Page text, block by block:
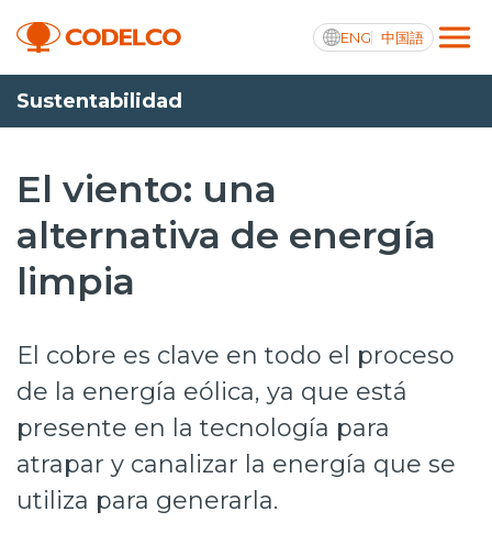
ENG 中国語
Transparencia activa
Nosotros
Operaciones
Sustentabilidad
Innovación
Inversionistas
Prensa
Sustentabilidad
El viento: una
alternativa de energía
limpia
El cobre es clave en todo el proceso
de la energía eólica, ya que está
presente en la tecnología para
atrapar y canalizar la energía que se
utiliza para generarla.